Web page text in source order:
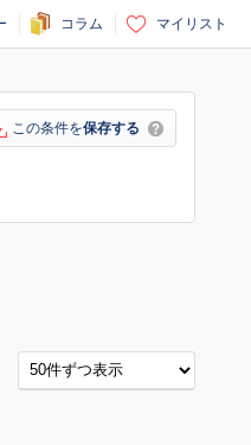
コラム マイリスト
この条件を保存する